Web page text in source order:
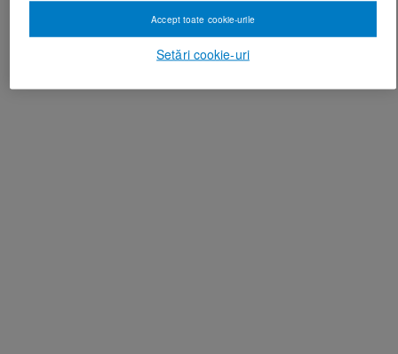
Setări cookie-uri
Accept toate cookie-urile